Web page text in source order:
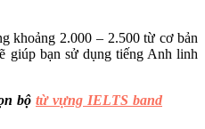
khoảng 2.000 – 2.500 từ cơ bản
giúp bạn sử dụng tiếng Anh linh
bộ từ vựng IELTS band